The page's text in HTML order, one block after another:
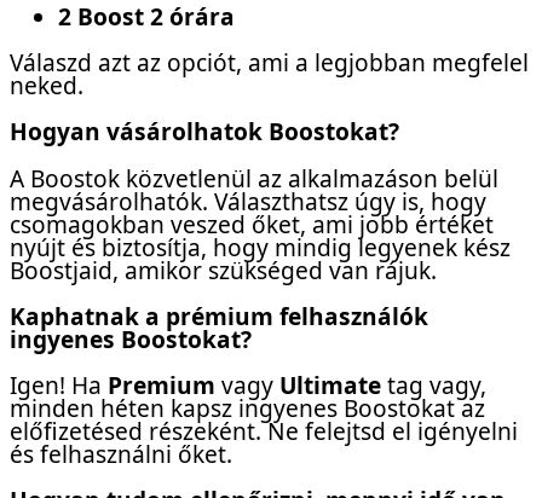
2 Boost 2 órára
Válaszd azt az opciót, ami a legjobban megfelel
neked.
Hogyan vásárolhatok Boostokat?
A Boostok közvetlenül az alkalmazáson belül
megvásárolhatók. Választhatsz úgy is, hogy
csomagokban veszed őket, ami jobb értéket
nyújt és biztosítja, hogy mindig legyenek kész
Boostjaid, amikor szükséged van rájuk.
Kaphatnak a prémium felhasználók
ingyenes Boostokat?
Igen! Ha Premium vagy Ultimatetag vagy,
minden héten kapsz ingyenes Boostokat az
előfizetésed részeként. Ne felejtsd el igényelni
és felhasználni őket.